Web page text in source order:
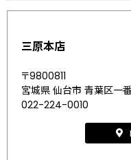
三原本店
〒9800811
宮城県 仙台市 青葉区一
022-224-0010